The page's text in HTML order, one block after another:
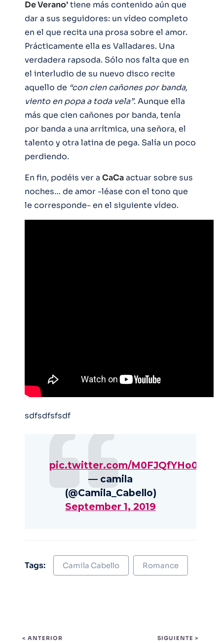
De Verano’tiene más contenido aún que
dar a sus seguidores: un vídeo completo
en el que recita una prosa sobre el amor.
Prácticamente ella es Valladares. Una
verdadera rapsoda. Sólo nos falta que en
el interludio de su nuevo disco recite
aquello de “con cien cañones por banda,
viento en popa a toda vela”. Aunque ella
más que cien cañones por banda, tenía
por banda a una arrítmica, una señora, el
talento y otra latina de pega. Salía un poco
perdiendo.
En fin, podéis ver a CaCaactuar sobre sus
noches… de amor -léase con el tono que
le corresponde- en el siguiente vídeo.
sdfsdfsfsdf
pic.twitter.com/M0FJQfYHo0
— camila
(@Camila_Cabello)
September 1, 2019
Tags: Camila Cabello Romance
< ANTERIOR SIGUIENTE >